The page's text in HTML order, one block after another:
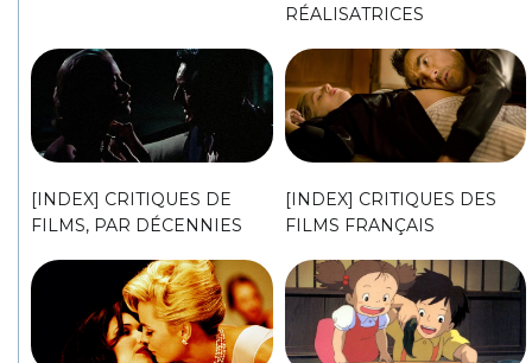
RÉALISATRICES
[INDEX] CRITIQUES DE
FILMS, PAR DÉCENNIES
[INDEX] CRITIQUES DES
FILMS FRANÇAIS